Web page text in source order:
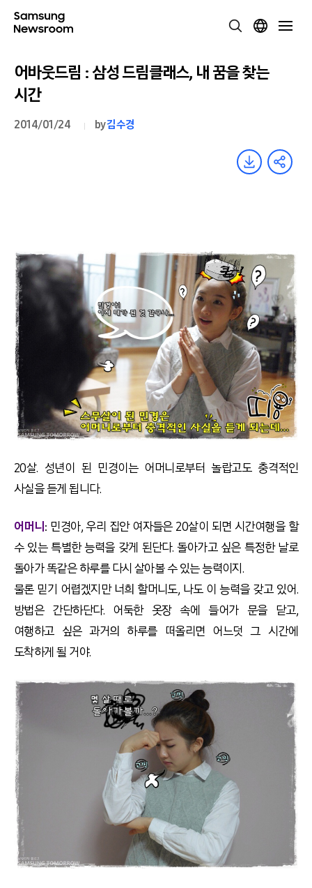
어바웃드림 : 삼성 드림클래스, 내 꿈을 찾는
시간
2014/01/24 by김수경
20살. 성년이 된 민경이는 어머니로부터 놀랍고도 충격적인
사실을 듣게 됩니다.
어머니 : 민경아, 우리 집안 여자들은 20살이 되면 시간여행을 할
수 있는 특별한 능력을 갖게 된단다. 돌아가고 싶은 특정한 날로
돌아가 똑같은 하루를 다시 살아볼 수 있는 능력이지.
물론 믿기 어렵겠지만 너희 할머니도, 나도 이 능력을 갖고 있어.
방법은 간단하단다. 어둑한 옷장 속에 들어가 문을 닫고,
여행하고 싶은 과거의 하루를 떠올리면 어느덧 그 시간에
도착하게 될 거야.